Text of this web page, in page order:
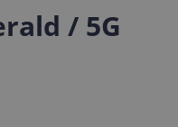
Er zijn geen categorieën
/ 5G